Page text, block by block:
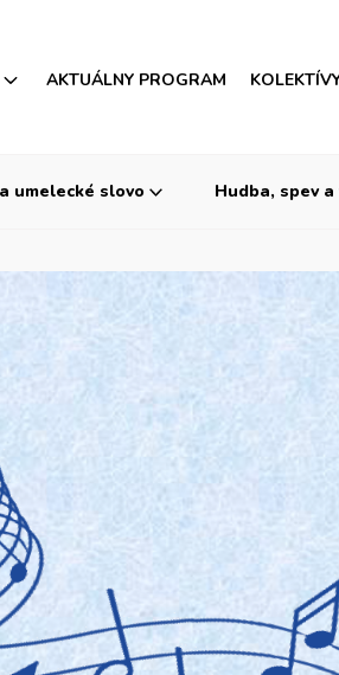
AKTUÁLNY PROGRAM
umelecké slovo Hudba, spev